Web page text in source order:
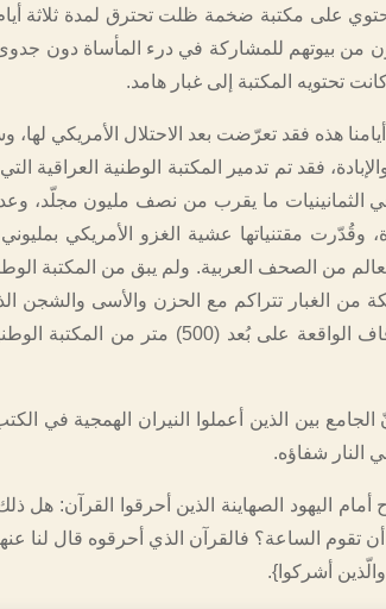
على مكتبة ضخمة ظلت تحترق لمدة ثلاثة
من بيوتهم للمشاركة في درء المأساة دون
تحتويه المكتبة إلى غبار هامد.
هذه فقد تعرّضت بعد الاحتلال الأمريكي
الثمانينيات ما يقرب من نصف مليون مجلّد،
وقُدّرت مقتنياتها عشية الغزو الأمريكي
من الصحف العربية. ولم يبق من المكتبة
الغبار تتراكم مع الحزن والأسى والشجن الذي
كما تعرّضت مكتبة الأوقاف الواقعة على بُعد
الجامع بين الذين أعملوا النيران الهمجية في
النار شفاؤه.
اليهود الصهاينة الذين أحرقوا القرآن: هل
أن تقوم الساعة؟ فالقرآن الذي أحرقوه قال لنا
والّذين أشركوا}.